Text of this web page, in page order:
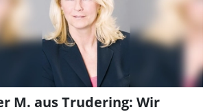
M. aus Trudering: Wir